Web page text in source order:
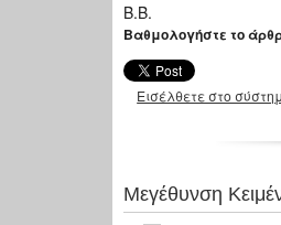
Β.Β.
Βαθμολογήστε το
Εισέλθετε στο
Μεγέθυνση